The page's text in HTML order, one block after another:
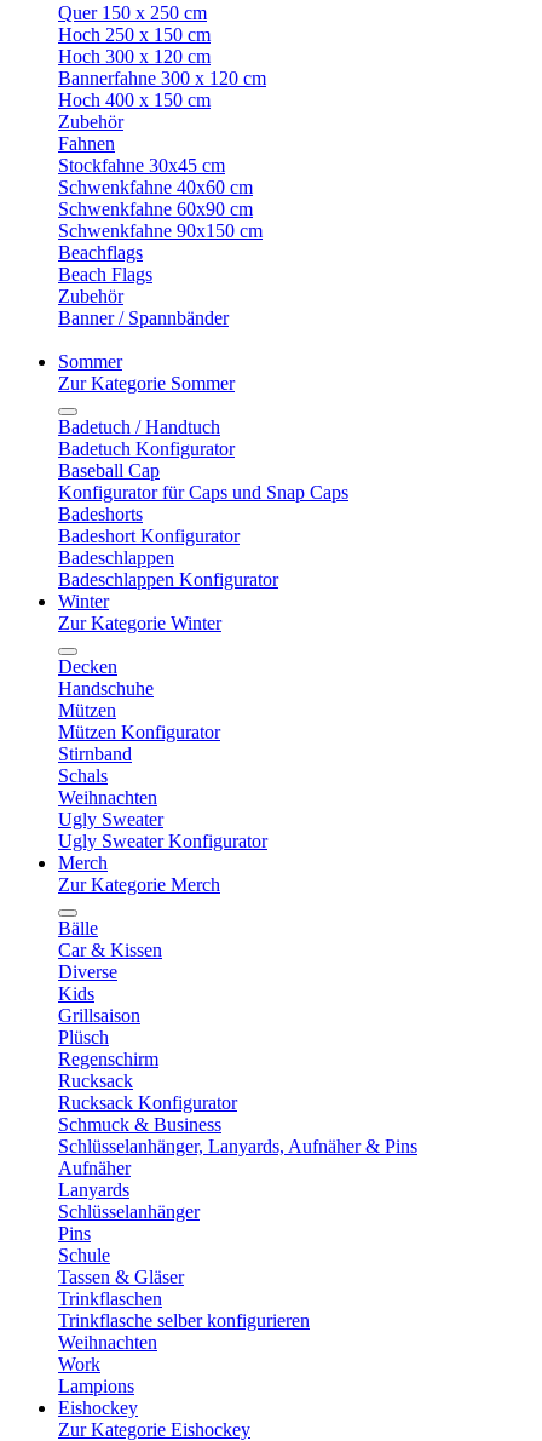
Quer 150 x 250 cm
Hoch 250 x 150 cm
Hoch 300 x 120 cm
Bannerfahne 300 x 120 cm
Hoch 400 x 150 cm
Zubehör
Fahnen
Stockfahne 30x45 cm
Schwenkfahne 40x60 cm
Schwenkfahne 60x90 cm
Schwenkfahne 90x150 cm
Beachflags
Beach Flags
Zubehör
Banner / Spannbänder
Sommer
Zur Kategorie Sommer
Badetuch / Handtuch
Badetuch Konfigurator
Baseball Cap
Konfigurator für Caps und Snap Caps
Badeshorts
Badeshort Konfigurator
Badeschlappen
Badeschlappen Konfigurator
Winter
Zur Kategorie Winter
Decken
Handschuhe
Mützen
Mützen Konfigurator
Stirnband
Schals
Weihnachten
Ugly Sweater
Ugly Sweater Konfigurator
Merch
Zur Kategorie Merch
Bälle
Car & Kissen
Diverse
Kids
Grillsaison
Plüsch
Regenschirm
Rucksack
Rucksack Konfigurator
Schmuck & Business
Schlüsselanhänger, Lanyards, Aufnäher & Pins
Aufnäher
Lanyards
Schlüsselanhänger
Pins
Schule
Tassen & Gläser
Trinkflaschen
Trinkflasche selber konfigurieren
Weihnachten
Work
Lampions
Eishockey
Zur Kategorie Eishockey